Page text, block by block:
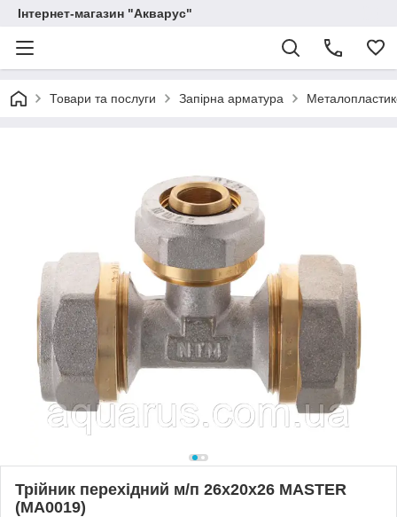
Інтернет-магазин "Акварус"
Товари та послуги Запірна арматура
Трійник перехідний м/п 26x20x26 MASTER
(MA0019)